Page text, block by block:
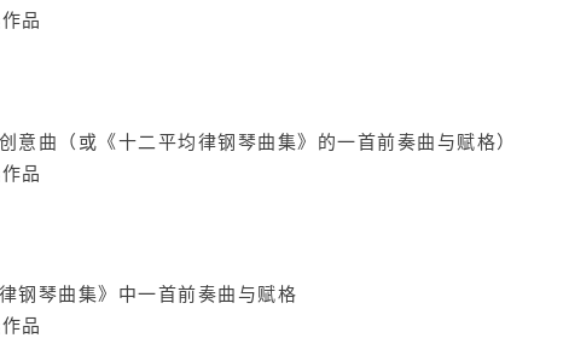
品
意曲（或《十二平均律钢琴曲集》的一首前奏曲与赋格）
品
钢琴曲集》中一首前奏曲与赋格
品